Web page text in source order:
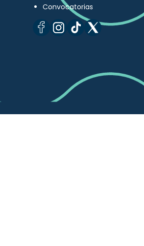
Convocatorias